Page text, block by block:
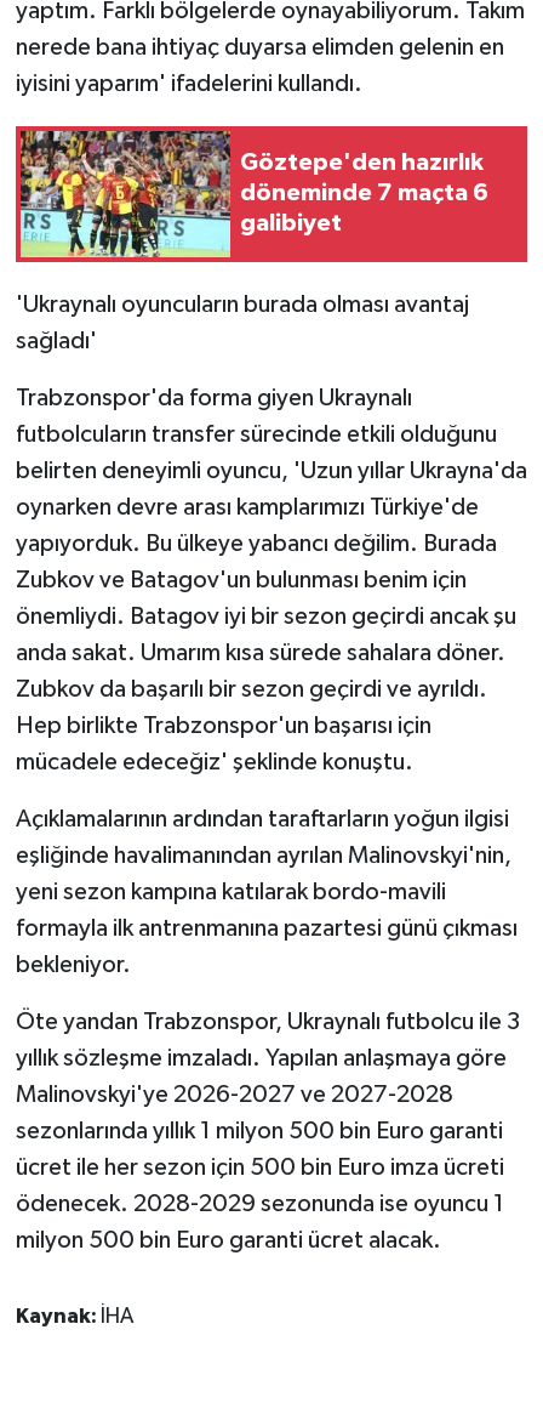
yaptım. Farklı bölgelerde oynayabiliyorum. Takım
nerede bana ihtiyaç duyarsa elimden gelenin en
iyisini yaparım' ifadelerini kullandı.
Göztepe'den hazırlık
döneminde 7 maçta 6
galibiyet
'Ukraynalı oyuncuların burada olması avantaj
sağladı'
Trabzonspor'da forma giyen Ukraynalı
futbolcuların transfer sürecinde etkili olduğunu
belirten deneyimli oyuncu, 'Uzun yıllar Ukrayna'da
oynarken devre arası kamplarımızı Türkiye'de
yapıyorduk. Bu ülkeye yabancı değilim. Burada
Zubkov ve Batagov'un bulunması benim için
önemliydi. Batagov iyi bir sezon geçirdi ancak şu
anda sakat. Umarım kısa sürede sahalara döner.
Zubkov da başarılı bir sezon geçirdi ve ayrıldı.
Hep birlikte Trabzonspor'un başarısı için
mücadele edeceğiz' şeklinde konuştu.
Açıklamalarının ardından taraftarların yoğun ilgisi
eşliğinde havalimanından ayrılan Malinovskyi'nin,
yeni sezon kampına katılarak bordo-mavili
formayla ilk antrenmanına pazartesi günü çıkması
bekleniyor.
Öte yandan Trabzonspor, Ukraynalı futbolcu ile 3
yıllık sözleşme imzaladı. Yapılan anlaşmaya göre
Malinovskyi'ye 2026-2027 ve 2027-2028
sezonlarında yıllık 1 milyon 500 bin Euro garanti
ücret ile her sezon için 500 bin Euro imza ücreti
ödenecek. 2028-2029 sezonunda ise oyuncu 1
milyon 500 bin Euro garanti ücret alacak.
Kaynak: İHA